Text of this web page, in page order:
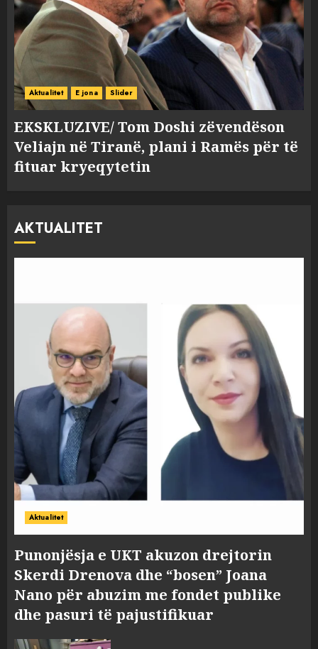
Aktualitet E jona Slider
EKSKLUZIVE/ Tom Doshi zëvendëson
Veliajn në Tiranë, plani i Ramës për të
fituar kryeqytetin
AKTUALITET
Aktualitet
Punonjësja e UKT akuzon drejtorin
Skerdi Drenova dhe “bosen” Joana
Nano për abuzim me fondet publike
dhe pasuri të pajustifikuar